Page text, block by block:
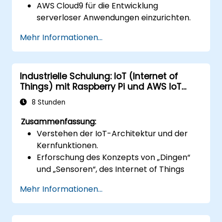
AWS Cloud9 für die Entwicklung
serverloser Anwendungen einzurichten.
Lambda zu entwickeln, zu testen und
bereitzustellen.
AWS Lambda mit anderen AWS-Diensten
wie API Gateway und S3 zu integrieren.
Serverlose Anwendungen in Bezug auf
Leistung und Kosteneffizienz zu
Mehr Informationen...
Industrielle Schulung: IoT (Internet of
Things) mit Raspberry Pi und AWS IoT
Core8 Stunden
Zusammenfassung:
Verstehen der IoT-Architektur und der
Kernfunktionen.
Erforschung des Konzepts von „Dingen“
und „Sensoren“, des Internet of Things
Geschäftsfunktionen auf IoT-Lösungen.
Komplexe Übersicht über die
Softwarekomponenten des IoT:
Mehr Informationen...